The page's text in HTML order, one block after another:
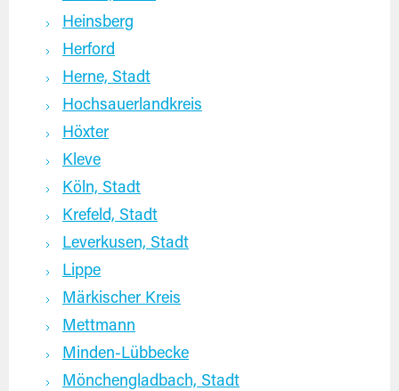
Heinsberg
Herford
Herne, Stadt
Hochsauerlandkreis
Höxter
Kleve
Köln, Stadt
Krefeld, Stadt
Leverkusen, Stadt
Lippe
Märkischer Kreis
Mettmann
Minden-Lübbecke
Mönchengladbach, Stadt